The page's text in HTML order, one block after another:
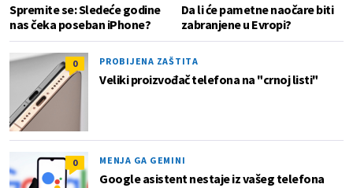
Spremite se: Sledeće godine
nas čeka poseban iPhone?
Da li će pametne naočare biti
zabranjene u Evropi?
0 PROBIJENA ZAŠTITA
Veliki proizvođač telefona na "crnoj listi"
0 MENJA GA GEMINI
Google asistent nestaje iz vašeg telefona